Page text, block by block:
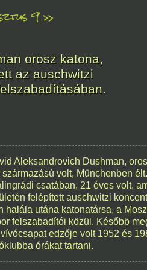
9»
160
81
1945. 08.
1676
orosz katona,
az auschwitzi
Aleksandrovich Dushman,
volt, Münchenben
csatában, 21 éves volt,
felépített auschwitzi
halála utána katonatársa, a
felszabadítói közül. Később
edzője volt 1952 és
órákat tartani.